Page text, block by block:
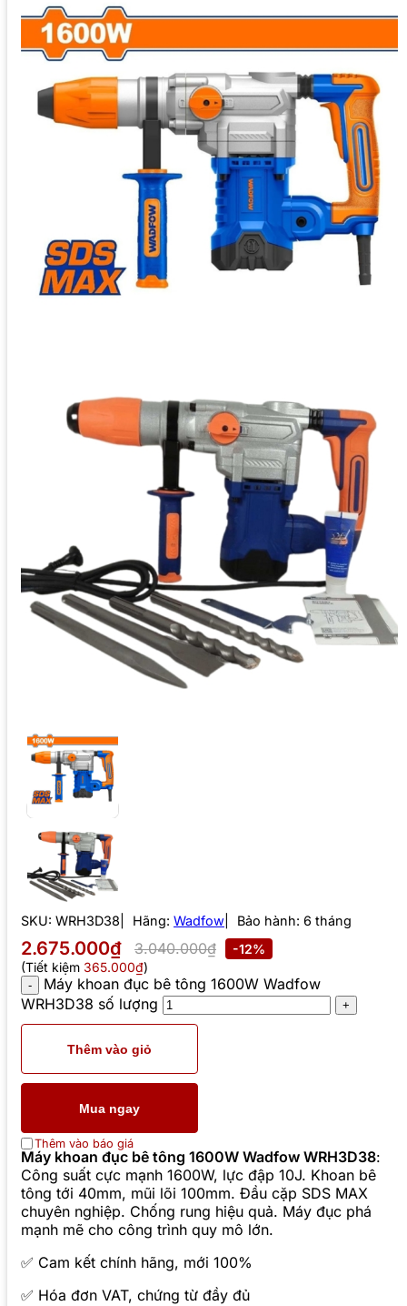
SKU: WRH3D38 Hãng: Wadfow Bảo hành: 6 tháng
2.675.000₫ 3.040.000₫
-12%
(Tiết kiệm 365.000₫)
Máy khoan đục bê tông 1600W Wadfow
WRH3D38 số lượng
Thêm vào giỏ
Mua ngay
Thêm vào báo giá
Máy khoan đục bê tông 1600W Wadfow WRH3D38:
Công suất cực mạnh 1600W, lực đập 10J. Khoan bê
tông tới 40mm, mũi lõi 100mm. Đầu cặp SDS MAX
chuyên nghiệp. Chống rung hiệu quả. Máy đục phá
mạnh mẽ cho công trình quy mô lớn.
✅ Cam kết chính hãng, mới 100%
✅ Hóa đơn VAT, chứng từ đầy đủ